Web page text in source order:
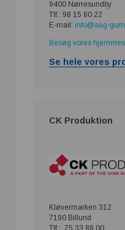
9400 Nørresundby
Tlf.: 98 15 80 22
E-mail: info@aag-
Besøg vores
Se hele vores
CK Produktion
Kløvermarken 312
7190 Billund